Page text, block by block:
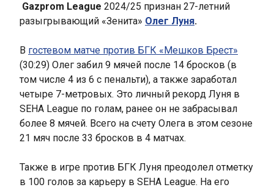
Gazprom League 2024/25 признан 27-летний
разыгрывающий «Зенита» Олег Луня.
В гостевом матче против БГК «Мешков Брест»
(30:29) Олег забил 9 мячей после 14 бросков (в
том числе 4 из 6 с пенальти), а также заработал
четыре 7-метровых. Это личный рекорд Луня в
SEHA League по голам, ранее он не забрасывал
более 8 мячей. Всего на счету Олега в этом сезоне
21 мяч после 33 бросков в 4 матчах.
Также в игре против БГК Луня преодолел отметку
в 100 голов за карьеру в SEHA League. На его